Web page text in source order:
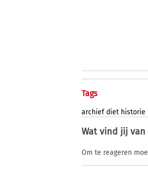
Tags
archief diet historie
Wat vind jij van
Om te reageren